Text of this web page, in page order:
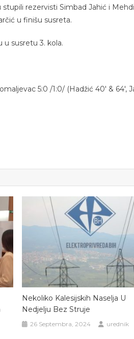
rezervisti Simbad Jahić i
u finišu susreta.
u susretu 3. kola.
5:0 /1:0/ (Hadžić 40′ & 64′,
Nekoliko Kalesijskih Naselja U
Nedjelju Bez Struje
26 Septembra, 2024 urednik